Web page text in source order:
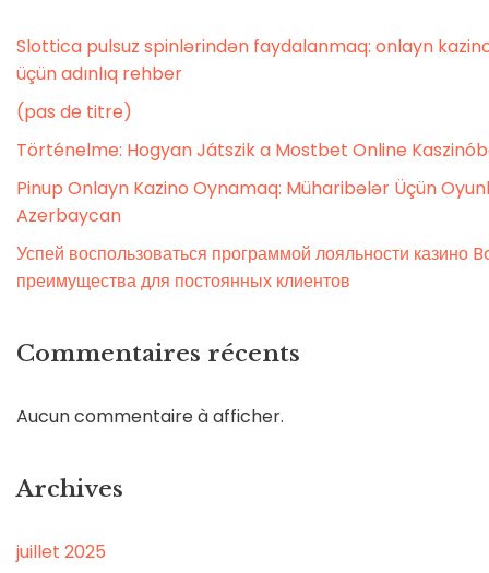
Slottica pulsuz spinlərindən faydalanmaq: onlayn
üçün adınlıq rehber
(pas de titre)
Történelme: Hogyan Játszik a Mostbet Online
Pinup Onlayn Kazino Oynamaq: Müharibələr Üçün
Azerbaycan
Успей воспользоваться программой лояльности казино
преимущества для постоянных клиентов
Commentaires récents
Aucun commentaire à afficher.
Archives
juillet 2025